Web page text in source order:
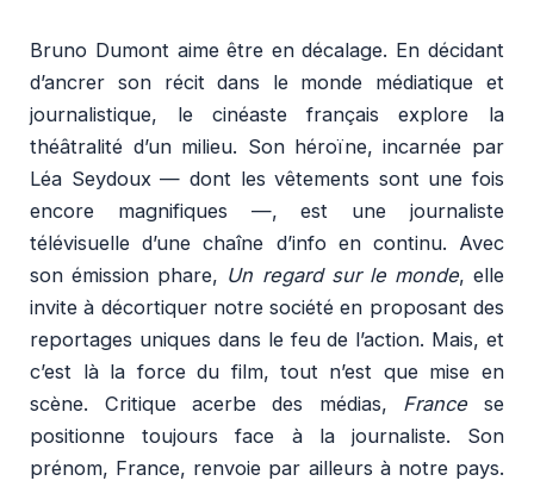
Bruno Dumont aime être en décalage. En décidant
d’ancrer son récit dans le monde médiatique et
journalistique, le cinéaste français explore la
théâtralité d’un milieu. Son héroïne, incarnée par
Léa Seydoux — dont les vêtements sont une fois
encore magnifiques —, est une journaliste
télévisuelle d’une chaîne d’info en continu. Avec
son émission phare, Un regard sur le monde, elle
invite à décortiquer notre société en proposant des
reportages uniques dans le feu de l’action. Mais, et
c’est là la force du film, tout n’est que mise en
scène. Critique acerbe des médias, France se
positionne toujours face à la journaliste. Son
prénom, France, renvoie par ailleurs à notre pays.